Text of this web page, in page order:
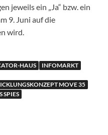
jeweils ein „Ja“ bzw. ein
9. Juni auf die
wird.
HAUS
INFOMARKT
MOVE 35
SPIES